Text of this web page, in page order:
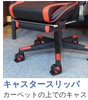
キャスタースリッパ
カーペットの上でのキャ